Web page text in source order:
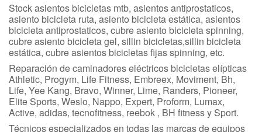
Stock asientos bicicletas mtb, asientos antiprostaticos,
asiento bicicleta ruta, asiento bicicleta estática, asientos
bicicleta antiprostaticos, cubre asiento bicicleta spinning,
cubre asiento bicicleta gel, sillin bicicletas,sillin bicicleta
estática, cubre asientos bicicletas fijas spinning, etc.
Reparación de caminadores eléctricos bicicletas elípticas
Athletic, Progym, Life Fitness, Embreex, Moviment, Bh,
Life, Yee Kang, Bravo, Winner, Lime, Randers, Pioneer,
Elite Sports, Weslo, Nappo, Expert, Proform, Lumax,
Active, adidas, tecnofitness, reebok , BH fitness y Sport.
Técnicos especializados en todas las marcas de equipos